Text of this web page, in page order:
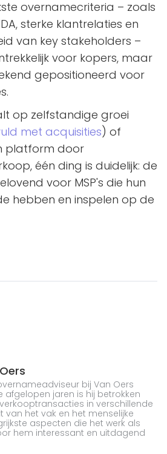
overnamecriteria – zoals
sterke klantrelaties en
van key stakeholders –
voor kopers, maar
gepositioneerd voor
op zelfstandige groei
met acquisities) of
platform door
één ding is duidelijk: de
voor MSP's die hun
hebben en inspelen op de
bij Van Oers
afgelopen jaren is hij betrokken
in verschillende
van het vak en het menselijke
aspecten die het werk als
hem interessant en uitdagend